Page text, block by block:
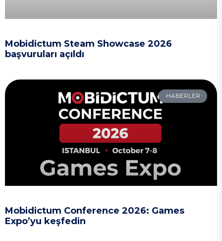
Mobidictum Steam Showcase 2026
başvuruları açıldı
HABERLER
Mobidictum Conference 2026: Games
Expo’yu keşfedin